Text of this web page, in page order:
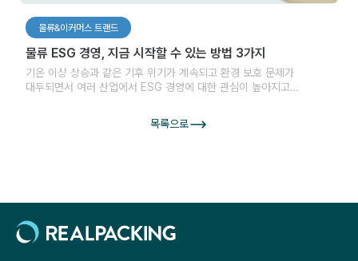
물류&이커머스 트랜드
물류 ESG 경영, 지금 시작할 수 있는 방법 3가지
기온 이상 상승과 같은 기후 위기가 계속되고 환경 보호 문제가
대두되면서 여러 산업에서 ESG 경영에 대한 관심이 높아지고
목록으로